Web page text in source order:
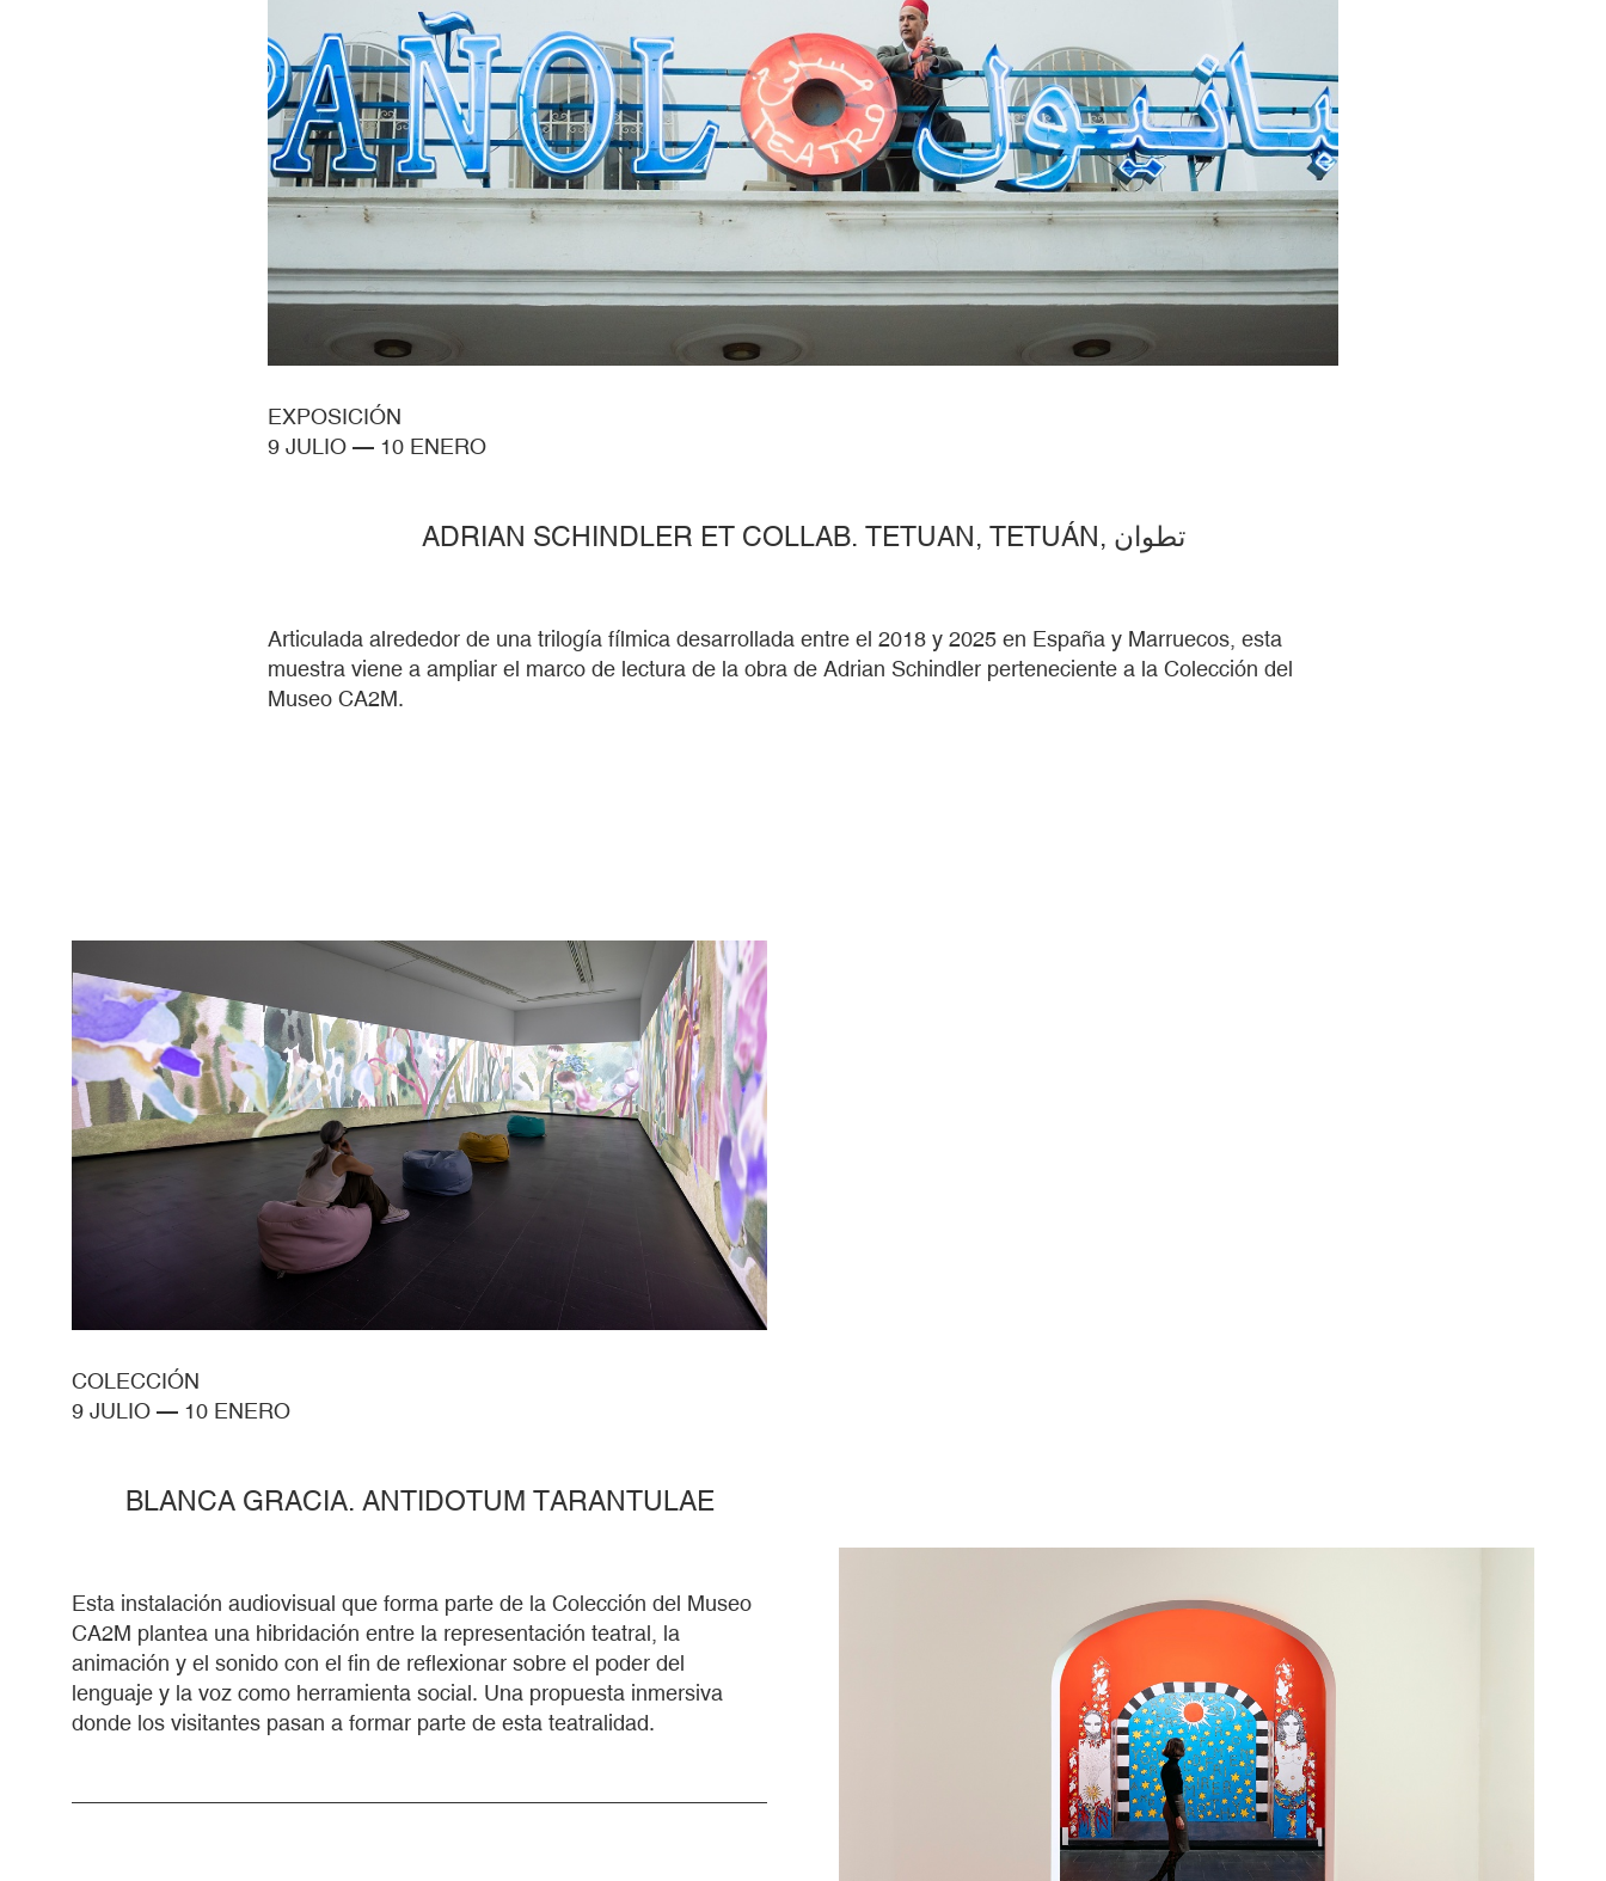
EXPOSICIÓN
9 JULIO — 10 ENERO
ADRIAN SCHINDLER ET COLLAB. TETUAN, TETUÁN, تطوان
Articulada alrededor de una trilogía fílmica desarrollada entre el 2018 y 2025 en España y Marruecos, esta
muestra viene a ampliar el marco de lectura de la obra de Adrian Schindler perteneciente a la Colección del
Museo CA2M.
COLECCIÓN
9 JULIO — 10 ENERO
BLANCA GRACIA. ANTIDOTUM TARANTULAE
Esta instalación audiovisual que forma parte de la Colección del Museo
CA2M plantea una hibridación entre la representación teatral, la
animación y el sonido con el fin de reflexionar sobre el poder del
lenguaje y la voz como herramienta social. Una propuesta inmersiva
donde los visitantes pasan a formar parte de esta teatralidad.